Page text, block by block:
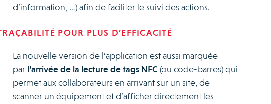
d’information, …) afin de faciliter le suivi des actions.
POUR PLUS D’EFFICACITÉ
La nouvelle version de l’application est aussi marquée
parl’arrivée de la lecture detags NFC (ou code-barres) qui
permet aux collaborateurs en arrivant sur un site, de
scanner un équipement et d’afficher directement les